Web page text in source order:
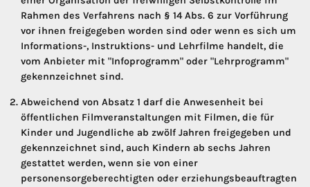
Rahmen des Verfahrens nach § 14 Abs. 6 zur Vorführung
vor ihnen freigegeben worden sind oder wenn es sich um
Informations-, Instruktions- und Lehrfilme handelt, die
vom Anbieter mit "Infoprogramm" oder "Lehrprogramm"
gekennzeichnet sind.
Abweichend von Absatz 1 darf die Anwesenheit bei
öffentlichen Filmveranstaltungen mit Filmen, die für
Kinder und Jugendliche ab zwölf Jahren freigegeben und
gekennzeichnet sind, auch Kindern ab sechs Jahren
gestattet werden, wenn sie von einer
personensorgeberechtigten oder erziehungsbeauftragten